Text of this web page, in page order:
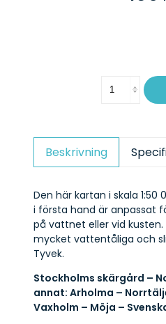
Beskrivning
Den här kartan i skala
i första hand är anpassat
på vattnet eller vid
mycket vattentåliga och
Tyvek.
Stockholms skärgård –
annat: Arholma –
Vaxholm – Möja –